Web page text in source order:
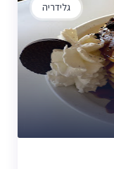
גלידריה